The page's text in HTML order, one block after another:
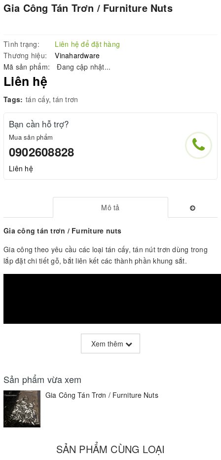
Gia Công Tán Trơn / Furniture Nuts
Tình trạng:
Liên hệ để đặt hàng
Thương hiệu:
Vinahardware
Mã sản phẩm:
Đang cập nhật...
Liên hệ
Tags: tán cấy,tán trơn
Bạn cần hỗ trợ?
Mua sản phẩm
0902608828
Liên hệ
Mô tả
Gia công tán trơn / Furniture nuts
Gia công theo yêu cầu các loại tán cấy, tán nút trơn dùng trong
lắp đặt chi tiết gỗ, bắt liên kết các thành phần khung sắt.
- Các hệ M6, M8, M10...
Xem thêm
Sản phẩm vừa xem
Gia Công Tán Trơn / Furniture Nuts
SẢN PHẨM CÙNG LOẠI